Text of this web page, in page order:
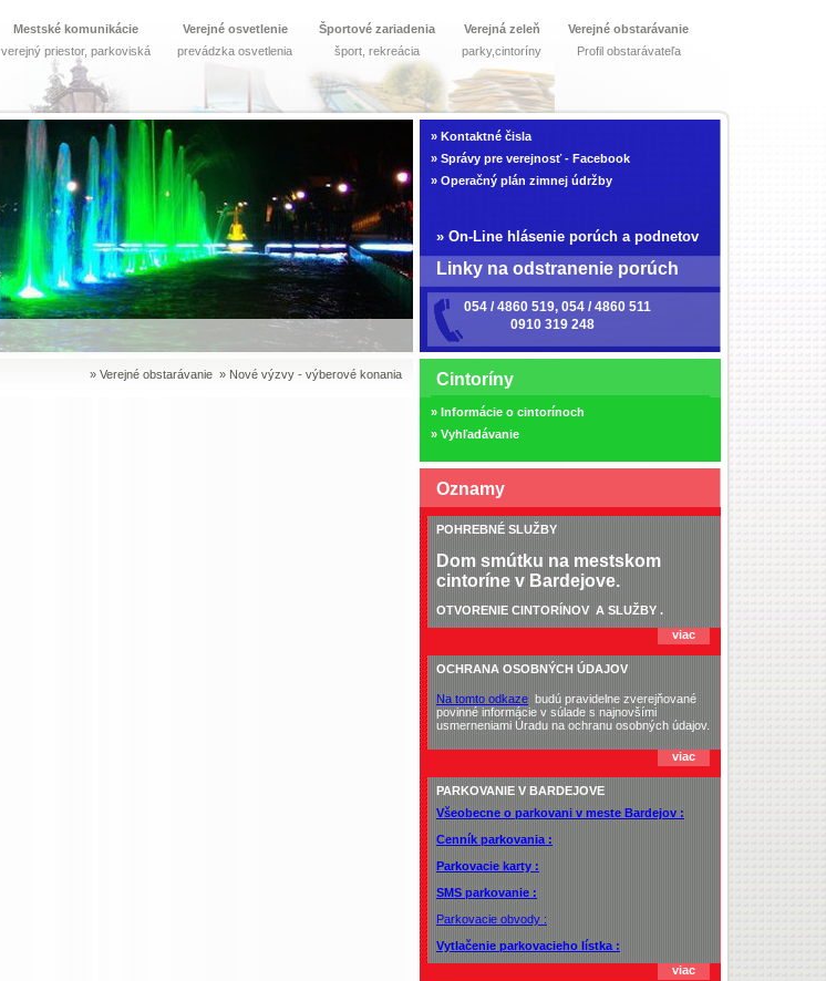
Mestské komunikácie
verejný priestor, parkoviská
Verejné osvetlenie
prevádzka osvetlenia
Športové zariadenia
šport, rekreácia
Verejná zeleň
parky,cintoríny
Verejné obstarávanie
Profil obstarávateľa
» Nové výzvy - výberové konania
» Verejné obstarávanie
» Kontaktné čisla
» Správy pre verejnosť - Facebook
» Operačný plán zimnej údržby
» On-Line hlásenie porúch a podnetov
Linky na odstranenie porúch
054 / 4860 519, 054 / 4860 511
0910 319 248
Cintoríny
» Informácie o cintorínoch
» Vyhľadávanie
Oznamy
POHREBNÉ SLUŽBY
Dom smútku na mestskom
cintoríne v Bardejove.
OTVORENIE CINTORÍNOVA SLUŽBY .
viac
OCHRANA OSOBNÝCH ÚDAJOV
Na tomto odkazebudú pravidelne zverejňované
povinné informácie v súlade s najnovšími
usmerneniami Úradu na ochranu osobných údajov.
viac
PARKOVANIE V BARDEJOVE
Všeobecne o parkovani v meste Bardejov :
Cenník parkovania :
Parkovacie karty :
SMS parkovanie :
Parkovacie obvody :
Vytlačenie parkovacieho lístka :
viac